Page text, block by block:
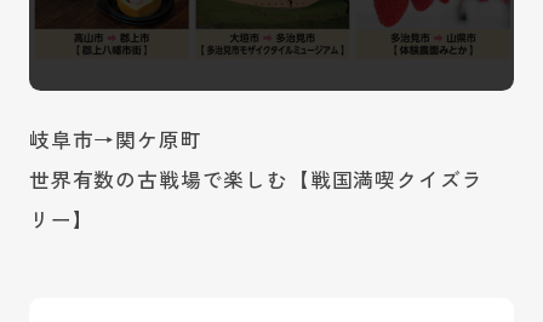
岐阜市→関ケ原町
世界有数の古戦場で楽しむ【戦国満喫クイズラ
リー】